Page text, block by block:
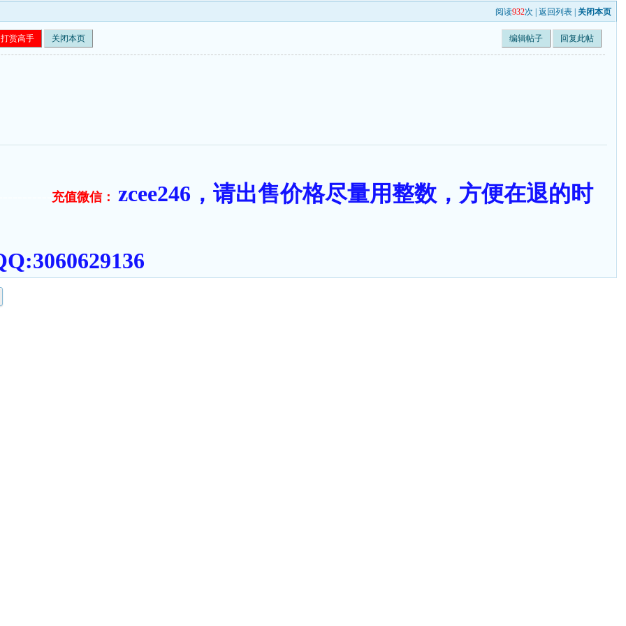
阅读932次 |返回列表 关闭本页
打赏高手 关闭本页 编辑帖子 回复此帖
充值微信： zcee246，请出售价格尽量用整数，方便在退的时